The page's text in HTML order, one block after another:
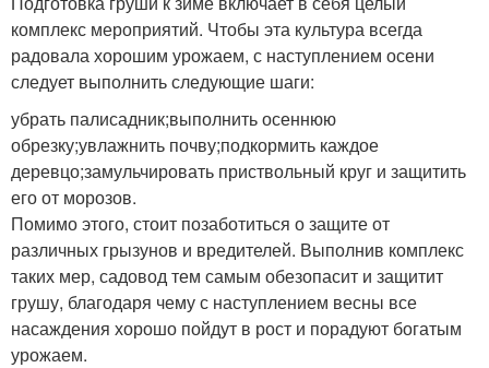
комплекс мероприятий. Чтобы эта культура всегда
радовала хорошим урожаем, с наступлением осени
следует выполнить следующие шаги:
убрать палисадник;выполнить осеннюю
обрезку;увлажнить почву;подкормить каждое
деревцо;замульчировать приствольный круг и защитить
его от морозов.
Помимо этого, стоит позаботиться о защите от
различных грызунов и вредителей. Выполнив комплекс
таких мер, садовод тем самым обезопасит и защитит
грушу, благодаря чему с наступлением весны все
насаждения хорошо пойдут в рост и порадуют богатым
урожаем.